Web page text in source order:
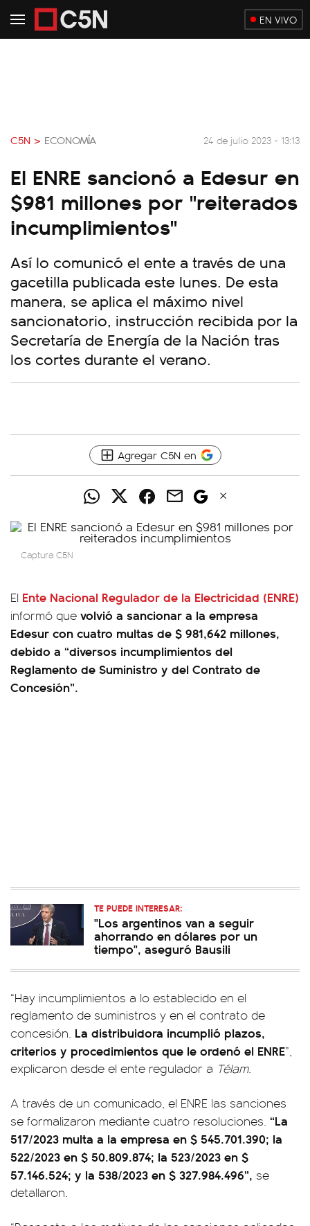
EN VIVO
C5N > ECONOMÍA 24 de julio 2023 - 13:13
El ENRE sancionó a Edesur en
$981 millones por "reiterados
incumplimientos"
Así lo comunicó el ente a través de una
gacetilla publicada este lunes. De esta
manera, se aplica el máximo nivel
sancionatorio, instrucción recibida por la
Secretaría de Energía de la Nación tras
los cortes durante el verano.
Agregar C5N en
Captura C5N
El Ente Nacional Regulador de la Electricidad (ENRE)
informó que volvió a sancionar a la empresa
Edesur con cuatro multas de $ 981,642 millones,
debido a “diversos incumplimientos del
Reglamento de Suministro y del Contrato de
Concesión”.
TE PUEDE INTERESAR:
"Los argentinos van a seguir
ahorrando en dólares por un
tiempo", aseguró Bausili
“Hay incumplimientos a lo establecido en el
reglamento de suministros y en el contrato de
concesión. La distribuidora incumplió plazos,
criterios y procedimientos que le ordenó el ENRE”,
explicaron desde el ente regulador a Télam.
A través de un comunicado, el ENRE las sanciones
se formalizaron mediante cuatro resoluciones. “La
517/2023 multa a la empresa en $ 545.701.390; la
522/2023 en $ 50.809.874; la 523/2023 en $
57.146.524; y la 538/2023 en $ 327.984.496”, se
detallaron.